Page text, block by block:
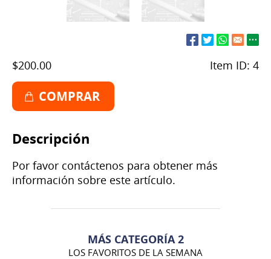
$200.00 Item ID: 4
COMPRAR
Descripción
Por favor contáctenos para obtener más
información sobre este artículo.
MÁS CATEGORÍA 2
LOS FAVORITOS DE LA SEMANA